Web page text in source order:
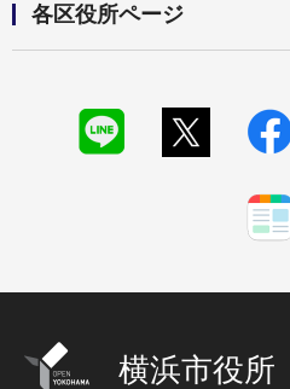
各区役所ページ
横浜市役所